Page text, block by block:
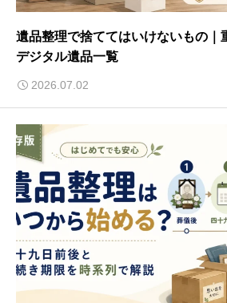
遺品整理で捨ててはいけないもの｜
デジタル遺品一覧
2026.07.02